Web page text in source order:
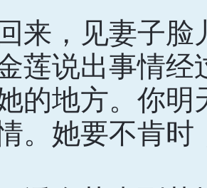
来，见妻子脸
莲说出事情经
的地方。你明
。她要不肯